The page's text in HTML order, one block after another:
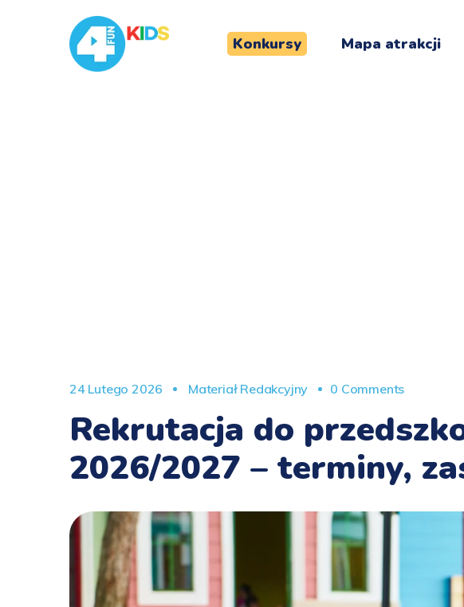
Konkursy Mapa atrakcji
24 Lutego 2026 Materiał Redakcyjny 0 Comments
Rekrutacja do
2026/2027 – terminy,